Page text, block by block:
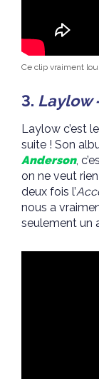
Ce clip vraiment
3. Laylow
Laylow c’est le
suite ! Son
Anderson,
on ne veut
deux fois l’
nous a
seulement un